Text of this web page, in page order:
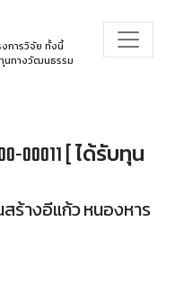
การวิจัย ทั้งนี้
นทางวัฒนธรรม
00011 [ ได้รับทุน
ร้างอีแก้ว หนองหาร